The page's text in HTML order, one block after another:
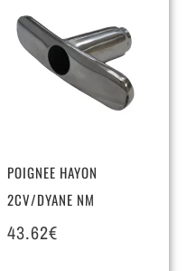
POIGNEE HAYON
2CV/DYANE NM
43.62€